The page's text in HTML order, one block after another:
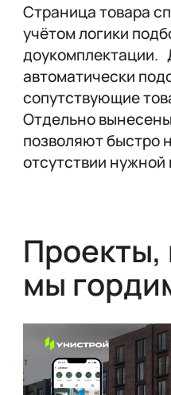
Страница товара
учётом логики
доукомплектации.
автоматически
сопутствующие
Отдельно
позволяют быстро
отсутствии нужной
Проекты,
мы